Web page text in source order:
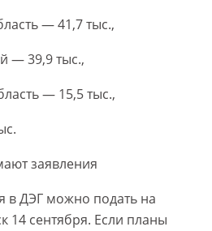
— 41,7 тыс.,
39,9 тыс.,
— 15,5 тыс.,
заявления
в ДЭГ можно подать на
14 сентября. Если планы